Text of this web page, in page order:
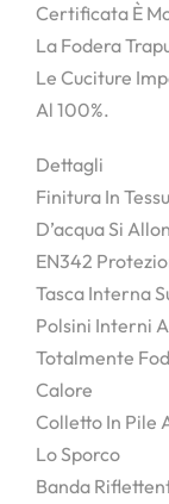
Certificata È
La Fodera
Le Cuciture
Al 100%.
Dettagli
Finitura In
D’acqua Si
EN342
Tasca Interna
Polsini Interni
Totalmente
Calore
Colletto In Pile
Lo Sporco
Banda